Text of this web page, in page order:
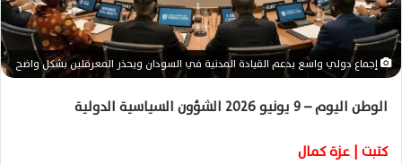
ك
ت
ر
و
ن
إجماع دولي واسع يدعم القيادة المدنية في السودان ويحذر المعرقلين بشكل واضح
الوطن اليوم – 9 يونيو 2026 الشؤون السياسية الدولية
كتبت | عزة كمال